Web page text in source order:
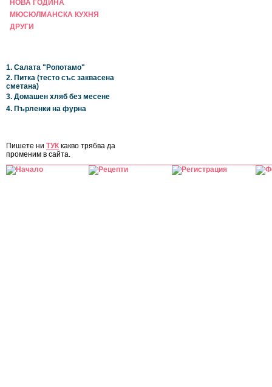
НОВА ГОДИНА
МЮСЮЛМАНСКА КУХНЯ
ДРУГИ
1. Салата "Ропотамо"
2. Питка (тесто със заквасена
сметана)
3. Домашен хляб без месене
4. Пърленки на фурна
Пишете ни ТУК какво трябва да
променим в сайта.